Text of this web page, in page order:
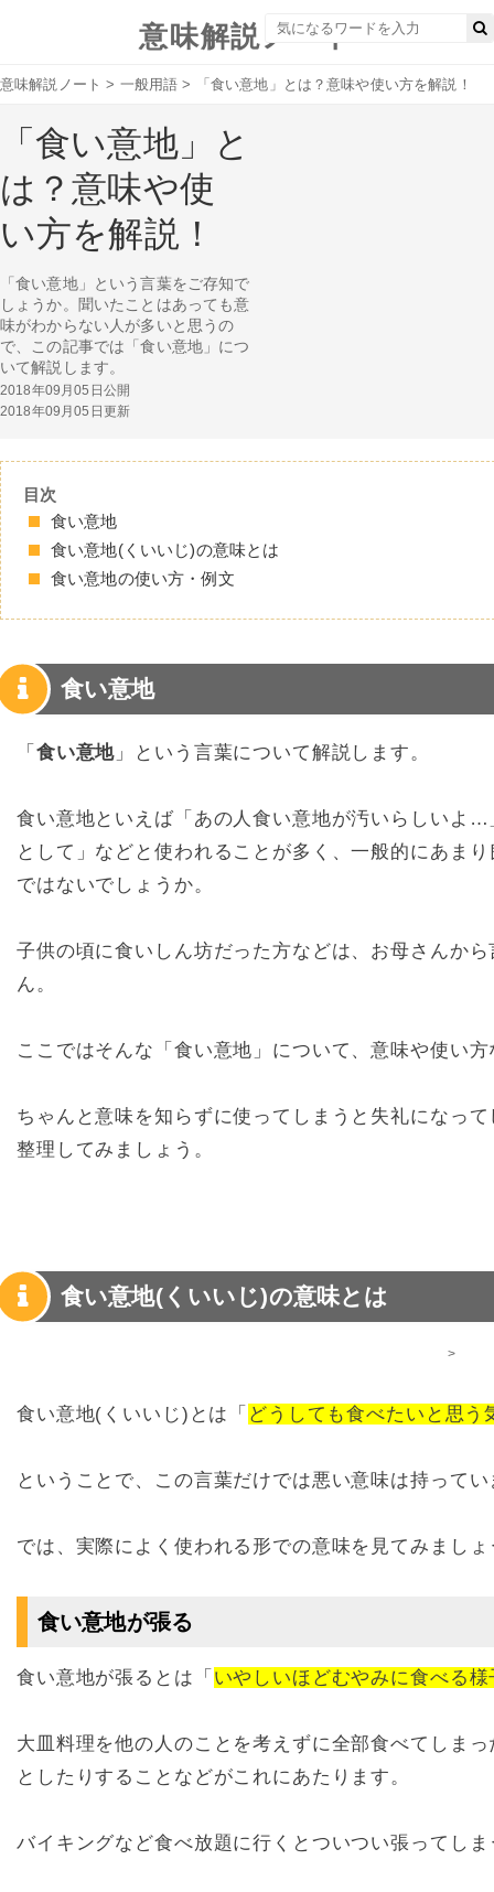
意味解説ノート
意味解説ノート > 一般用語 > 「食い意地」とは？意味や使い方を解説！
「食い意地」と
は？意味や使
い方を解説！
「食い意地」という言葉をご存知で
しょうか。聞いたことはあっても意
味がわからない人が多いと思うの
で、この記事では「食い意地」につ
いて解説します。
2018年09月05日公開
2018年09月05日更新
目次
食い意地
食い意地(くいいじ)の意味とは
食い意地の使い方・例文
食い意地
「 食い意地 」という言葉について解説します。
食い意地といえば「あの人食い意地が汚いらしいよ
として」などと使われることが多く、一般的にあま
ではないでしょうか。
子供の頃に食いしん坊だった方などは、お母さんか
ん。
ここではそんな「食い意地」について、意味や使い
ちゃんと意味を知らずに使ってしまうと失礼になっ
整理してみましょう。
食い意地(くいいじ)の意味とは
>
食い意地(くいいじ)とは「 どうしても食べたいと思う
ということで、この言葉だけでは悪い意味は持って
では、実際によく使われる形での意味を見てみましょ
食い意地が張る
食い意地が張るとは「 いやしいほどむやみに食べる様
大皿料理を他の人のことを考えずに全部食べてしま
としたりすることなどがこれにあたります。
バイキングなど食べ放題に行くとついつい張ってし